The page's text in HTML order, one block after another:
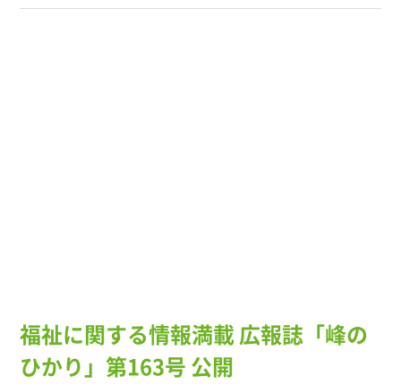
福祉に関する情報満載 広報誌「峰の
ひかり」第163号 公開